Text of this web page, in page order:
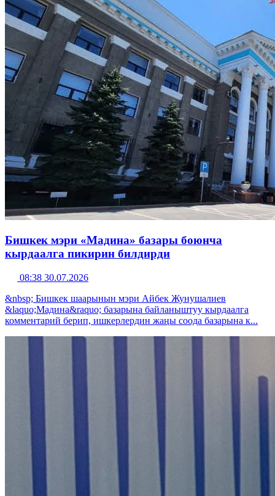
Бишкек мэри «Мадина» базары боюнча
кырдаалга пикирин билдирди
08:38 30.07.2026
&nbsp; Бишкек шаарынын мэри Айбек Жунушалиев
&laquo;Мадина&raquo; базарына байланыштуу кырдаалга
комментарий берип, ишкерлердин жаңы соода базарына к...